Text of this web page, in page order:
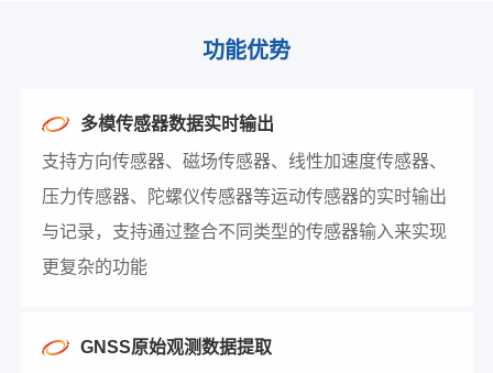
功能优势
多模传感器数据实时输出
支持方向传感器、磁场传感器、线性加速度传感器、
压力传感器、陀螺仪传感器等运动传感器的实时输出
与记录，支持通过整合不同类型的传感器输入来实现
更复杂的功能
GNSS原始观测数据提取